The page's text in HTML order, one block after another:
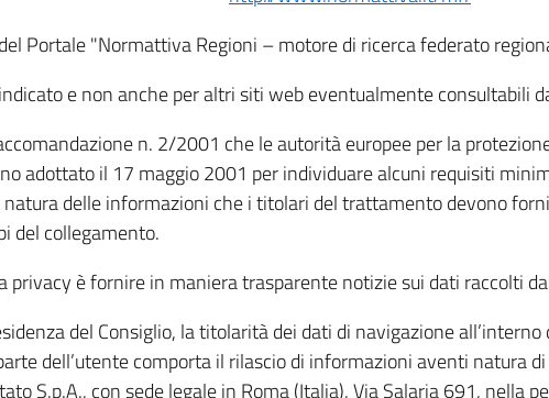
Portale "Normattiva Regioni – motore di ricerca federato
e non anche per altri siti web eventualmente consultabili
n. 2/2001 che le autorità europee per la
adottato il 17 maggio 2001 per individuare alcuni requisiti
delle informazioni che i titolari del trattamento devono
del collegamento.
privacy è fornire in maniera trasparente notizie sui dati raccolti
del Consiglio, la titolarità dei dati di navigazione
dell’utente comporta il rilascio di informazioni aventi natura
S.p.A., con sede legale in Roma (Italia), Via Salaria 691, nella